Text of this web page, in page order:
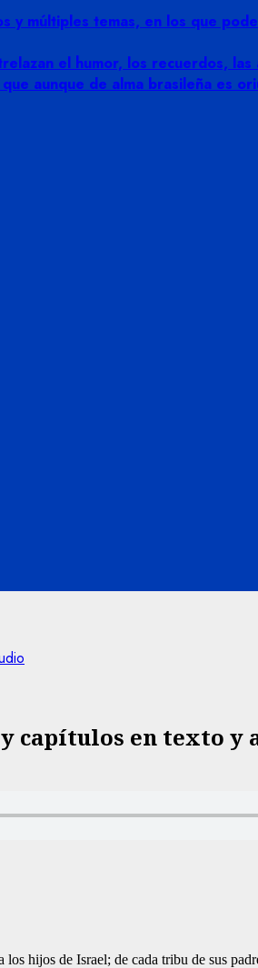
y múltiples temas, en los que
el humor, los recuerdos,
aunque de alma brasileña es
capítulos en texto y
hijos de Israel; de cada tribu de sus